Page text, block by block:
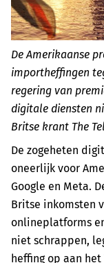
De Amerikaanse
importheffingen
regering van
digitale diensten
Britse krant The
De zogeheten
oneerlijk voor
Google en Meta.
Britse inkomsten
onlineplatforms
niet schrappen,
heffing op aan het